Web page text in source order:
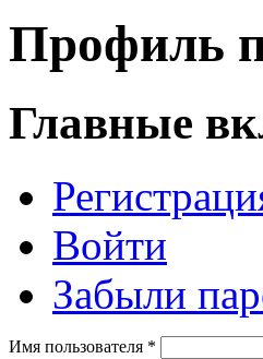
Профиль
Главные
Войти
Забыли
Имя пользователя *